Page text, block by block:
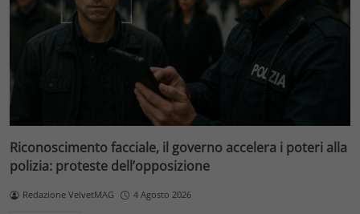
Riconoscimento facciale, il governo accelera i poteri alla
polizia: proteste dell’opposizione
Redazione VelvetMAG 4 Agosto 2026